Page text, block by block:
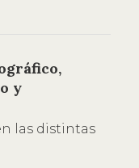
y
las distintas